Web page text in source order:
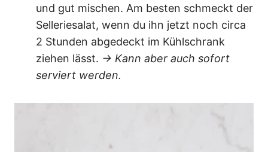
und gut mischen. Am besten schmeckt der
Selleriesalat, wenn du ihn jetzt noch circa
2 Stunden abgedeckt im Kühlschrank
ziehen lässt. → Kann aber auch sofort
serviert werden.